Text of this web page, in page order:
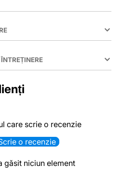
care scrie o recenzie
o recenzie
găsit niciun element